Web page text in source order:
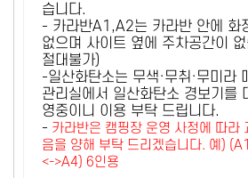
습니다.
- 카라반A1,A2는 카라반 안에 화
없으며 사이트 옆에 주차공간이
절대불가)
-일산화탄소는 무색·무취·무미라
관리실에서 일산화탄소 경보기를
영중이니 이용 부탁 드립니다.
- 카라반은 캠핑장 운영 사정에 따라
음을 양해 부탁 드리겠습니다. 예)
<->A4) 6인용